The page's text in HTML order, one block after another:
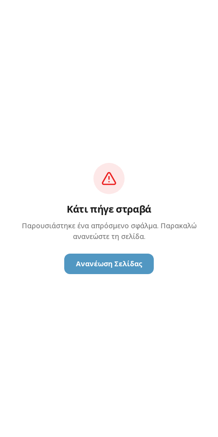
Κάτι πήγε στραβά
Παρουσιάστηκε ένα απρόσμενο σφάλμα. Παρακαλώ
ανανεώστε τη σελίδα.
Ανανέωση Σελίδας